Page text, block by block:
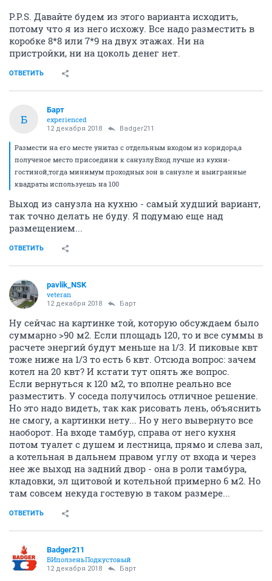
P.P.S. Давайте будем из этого варианта исходить,
потому что я из него исхожу. Все надо разместить в
коробке 8*8 или 7*9 на двух этажах. Ни на
пристройки, ни на цоколь денег нет.
ОТВЕТИТЬ
Б
Барт
experienced
12 декабря 2018 Badger211
Размести на его месте унитаз с отдельным входом из коридора,а
полученое место присоедини к санузлу.Вход лучше из кухни-
гостиной,тогда минимум проходных зон в санузле и выигранные
квадраты используешь на 100
Выход из санузла на кухню - самый худший вариант,
так точно делать не буду. Я подумаю еще над
размещением...
ОТВЕТИТЬ
pavlik_NSK
veteran
12 декабря 2018 Барт
Ну сейчас на картинке той, которую обсуждаем было
суммарно >90 м2. Если площадь 120, то и все суммы в
расчете энергий будут меньше на 1/3. И пиковые квт
тоже ниже на 1/3 то есть 6 квт. Отсюда вопрос: зачем
котел на 20 квт? И кстати тут опять же вопрос.
Если вернуться к 120 м2, то вполне реально все
разместить. У соседа получилось отличное решение.
Но это надо видеть, так как рисовать лень, объяснить
не смогу, а картинки нету... Но у него вывернуто все
наоборот. На входе тамбур, справа от него кухня
потом туалет с душем и лестница, прямо и слева зал,
а котельная в дальнем правом углу от входа и через
нее же выход на задний двор - она в роли тамбура,
кладовки, эл щитовой и котельной примерно 6 м2. Но
там совсем некуда гостевую в таком размере...
ОТВЕТИТЬ
Badger211
ВИползеньПодкустовый
12 декабря 2018 Барт